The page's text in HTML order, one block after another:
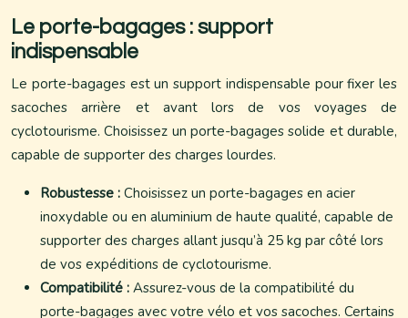
Le porte-bagages : support
indispensable
Le porte-bagages est un support indispensable pour fixer les
sacoches arrière et avant lors de vos voyages de
cyclotourisme. Choisissez un porte-bagages solide et durable,
capable de supporter des charges lourdes.
Robustesse : Choisissez un porte-bagages en acier
inoxydable ou en aluminium de haute qualité, capable de
supporter des charges allant jusqu’à 25 kg par côté lors
de vos expéditions de cyclotourisme.
Compatibilité : Assurez-vous de la compatibilité du
porte-bagages avec votre vélo et vos sacoches. Certains